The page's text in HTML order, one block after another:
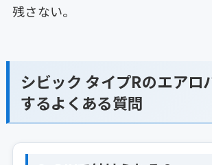
残さない。
シビック タイプRのエアロ
するよくある質問